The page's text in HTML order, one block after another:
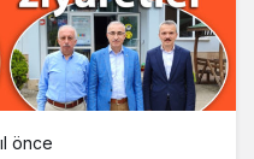
önce